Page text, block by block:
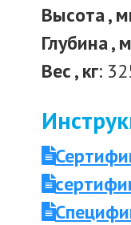
Высота ,
Глубина ,
Вес , кг: